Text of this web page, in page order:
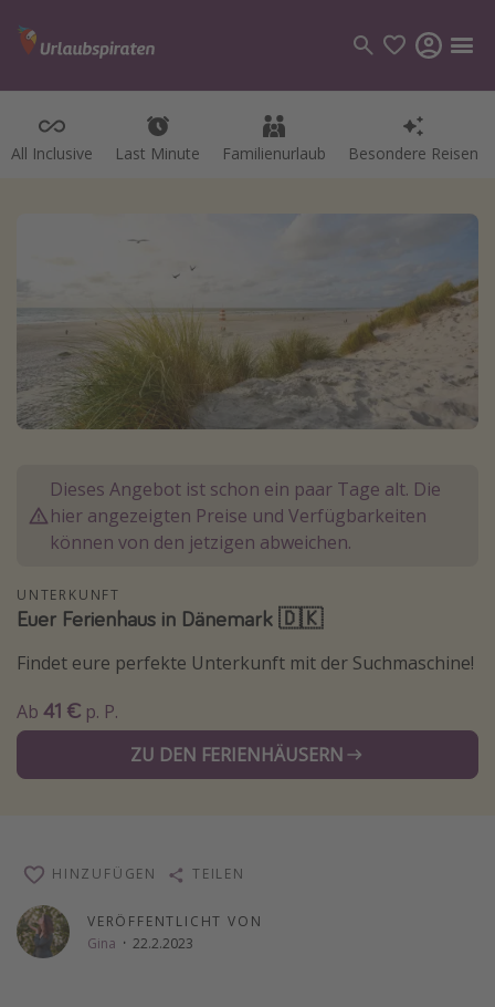
All Inclusive Last Minute Familienurlaub Besondere Reisen
Kategorien
Reiseziele
Alle Reiseziele
Gozo Urlaub
Normandie Urlaub
St. Lucia Urlaub
Kefalonia Urlaub
Krabi Urlaub
Tulum Urlaub
Sri Lanka Rundreise
Japan Rundreise
Alle Reisethemen
Wellnessurlaub
Disneyland Paris
Dieses Angebot ist schon ein paar Tage alt. Die
hier angezeigten Preise und Verfügbarkeiten
können von den jetzigen abweichen.
UNTERKUNFT
Euer Ferienhaus in Dänemark 🇩🇰
Findet eure perfekte Unterkunft mit der Suchmaschine!
Ab 41 € p. P.
ZU DEN FERIENHÄUSERN
VERÖFFENTLICHT VON
Gina · 22.2.2023
HINZUFÜGEN TEILEN